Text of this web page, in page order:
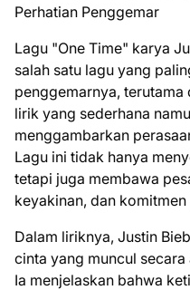
Perhatian Penggemar
Lagu "One Time" karya
salah satu lagu yang
penggemarnya, terutama
lirik yang sederhana
menggambarkan
Lagu ini tidak hanya
tetapi juga membawa
keyakinan, dan
Dalam liriknya, Justin
cinta yang muncul
Ia menjelaskan bahwa